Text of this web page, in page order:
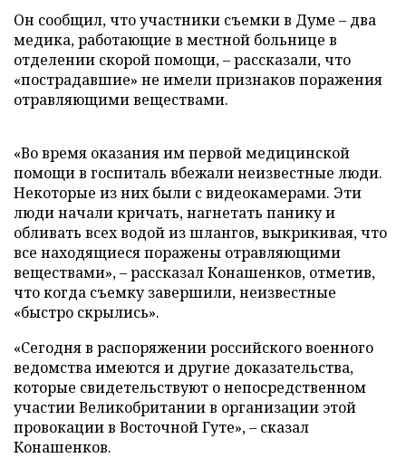
Он сообщил, что участники съемки в Думе – два
медика, работающие в местной больнице в
отделении скорой помощи, – рассказали, что
«пострадавшие» не имели признаков поражения
отравляющими веществами.
«Во время оказания им первой медицинской
помощи в госпиталь вбежали неизвестные люди.
Некоторые из них были с видеокамерами. Эти
люди начали кричать, нагнетать панику и
обливать всех водой из шлангов, выкрикивая, что
все находящиеся поражены отравляющими
веществами», – рассказал Конашенков, отметив,
что когда съемку завершили, неизвестные
«быстро скрылись».
«Сегодня в распоряжении российского военного
ведомства имеются и другие доказательства,
которые свидетельствуют о непосредственном
участии Великобритании в организации этой
провокации в Восточной Гуте», – сказал
Конашенков.